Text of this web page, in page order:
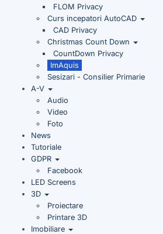
FLOM Privacy
Curs incepatori AutoCAD
CAD Privacy
Christmas Count Down
CountDown Privacy
ImAquis
Sesizari - Consilier Primarie
A-V
Audio
Video
Foto
News
Tutoriale
GDPR
Facebook
LED Screens
3D
Proiectare
Printare 3D
Imobiliare